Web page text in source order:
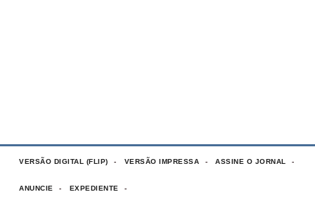
VERSÃO DIGITAL (FLIP) VERSÃO IMPRESSA ASSINE O JORNAL
ANUNCIE EXPEDIENTE